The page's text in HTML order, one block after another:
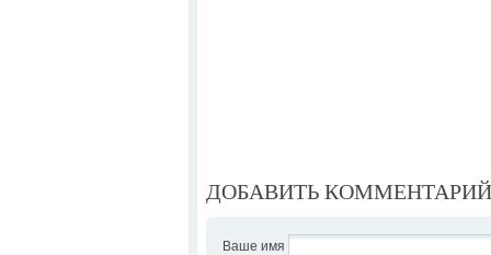
ДОБАВИТЬ КОММЕНТАРИЙ
Ваше имя